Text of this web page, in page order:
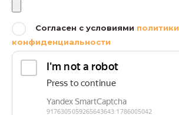
Согласен с условиями политики
конфиденциальности